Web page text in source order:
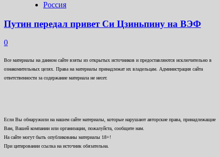
Россия
Путин передал привет Си Цзиньпину на ВЭФ
0
Все материалы на данном сайте взяты из открытых источников и предоставляются исключительно в
ознакомительных целях. Права на материалы принадлежат их владельцам. Администрация сайта
ответственности за содержание материала не несет.
Если Вы обнаружили на нашем сайте материалы, которые нарушают авторские права, принадлежащие
Вам, Вашей компании или организации, пожалуйста, сообщите нам.
На сайте могут быть опубликованы материалы 18+!
При цитировании ссылка на источник обязательна.